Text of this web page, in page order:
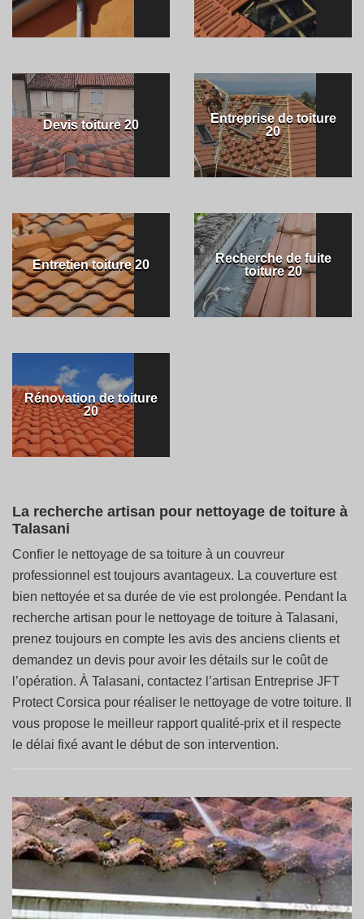
Devis toiture 20
Entreprise de toiture
20
Entretien toiture 20
Recherche de fuite
toiture 20
Rénovation de toiture
20
La recherche artisan pour nettoyage de toiture à
Talasani
Confier le nettoyage de sa toiture à un couvreur
professionnel est toujours avantageux. La couverture est
bien nettoyée et sa durée de vie est prolongée. Pendant la
recherche artisan pour le nettoyage de toiture à Talasani,
prenez toujours en compte les avis des anciens clients et
demandez un devis pour avoir les détails sur le coût de
l’opération. À Talasani, contactez l’artisan Entreprise JFT
Protect Corsica pour réaliser le nettoyage de votre toiture. Il
vous propose le meilleur rapport qualité-prix et il respecte
le délai fixé avant le début de son intervention.